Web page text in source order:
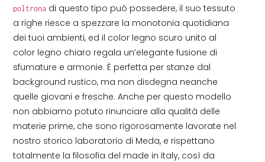
poltrona di questo tipo può possedere, il suo tessuto
a righe riesce a spezzare la monotonia quotidiana
dei tuoi ambienti, ed il color legno scuro unito al
color legno chiaro regala un’elegante fusione di
sfumature e armonie. È perfetta per stanze dal
background rustico, ma non disdegna neanche
quelle giovani e fresche. Anche per questo modello
non abbiamo potuto rinunciare alla qualità delle
materie prime, che sono rigorosamente lavorate nel
nostro storico laboratorio di Meda, e rispettano
totalmente la filosofia del made in italy, così da